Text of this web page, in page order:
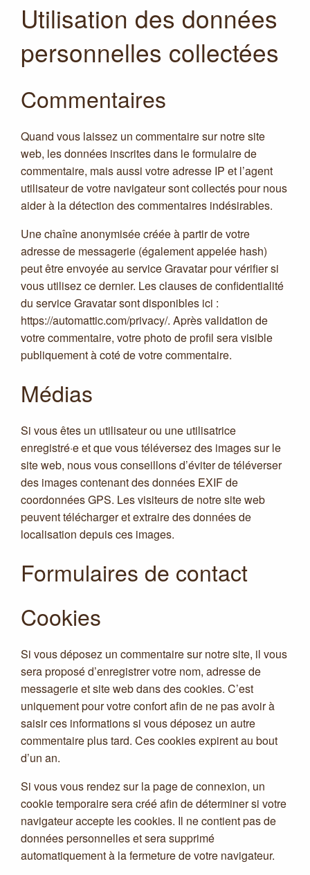
Utilisation des données
personnelles collectées
Commentaires
Quand vous laissez un commentaire sur notre site
web, les données inscrites dans le formulaire de
commentaire, mais aussi votre adresse IP et l’agent
utilisateur de votre navigateur sont collectés pour nous
aider à la détection des commentaires indésirables.
Une chaîne anonymisée créée à partir de votre
adresse de messagerie (également appelée hash)
peut être envoyée au service Gravatar pour vérifier si
vous utilisez ce dernier. Les clauses de confidentialité
du service Gravatar sont disponibles ici :
https://automattic.com/privacy/. Après validation de
votre commentaire, votre photo de profil sera visible
publiquement à coté de votre commentaire.
Médias
Si vous êtes un utilisateur ou une utilisatrice
enregistré·e et que vous téléversez des images sur le
site web, nous vous conseillons d’éviter de téléverser
des images contenant des données EXIF de
coordonnées GPS. Les visiteurs de notre site web
peuvent télécharger et extraire des données de
localisation depuis ces images.
Formulaires de contact
Cookies
Si vous déposez un commentaire sur notre site, il vous
sera proposé d’enregistrer votre nom, adresse de
messagerie et site web dans des cookies. C’est
uniquement pour votre confort afin de ne pas avoir à
saisir ces informations si vous déposez un autre
commentaire plus tard. Ces cookies expirent au bout
d’un an.
Si vous vous rendez sur la page de connexion, un
cookie temporaire sera créé afin de déterminer si votre
navigateur accepte les cookies. Il ne contient pas de
données personnelles et sera supprimé
automatiquement à la fermeture de votre navigateur.